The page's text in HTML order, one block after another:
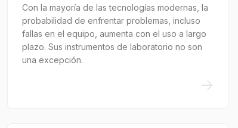
Con la mayoría de las tecnologías modernas, la
probabilidad de enfrentar problemas, incluso
fallas en el equipo, aumenta con el uso a largo
plazo. Sus instrumentos de laboratorio no son
una excepción.
->